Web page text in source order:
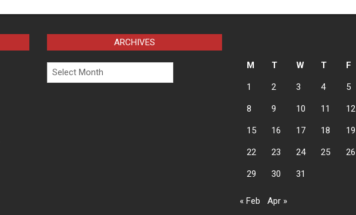
ARCHIVES
Archives
M
T W T F
1 2 3 4 5
8 9 10 11 12
15 16 17 18 19
22 23 24 25 26
29 30 31
« Feb Apr »